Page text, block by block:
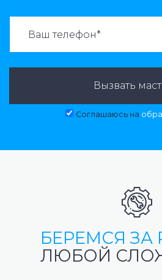
Вызвать
Соглашаюсь на
БЕРЕМСЯ ЗА
ЛЮБОЙ